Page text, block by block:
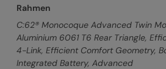
Rahmen
C:62® Monocoque Advanced Twin
Aluminium 6061 T6 Rear Triangle,
4-Link, Efficient Comfort Geometry,
Integrated Battery, Advanced